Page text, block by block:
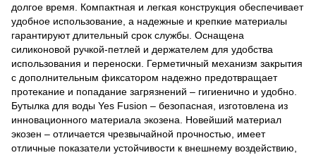
долгое время. Компактная и легкая конструкция обеспечивает
удобное использование, а надежные и крепкие материалы
гарантируют длительный срок службы. Оснащена
силиконовой ручкой-петлей и держателем для удобства
использования и переноски. Герметичный механизм закрытия
с дополнительным фиксатором надежно предотвращает
протекание и попадание загрязнений – гигиенично и удобно.
Бутылка для воды Yes Fusion – безопасная, изготовлена ​​из
инновационного материала экозена. Новейший материал
экозен – отличается чрезвычайной прочностью, имеет
отличные показатели устойчивости к внешнему воздействию,